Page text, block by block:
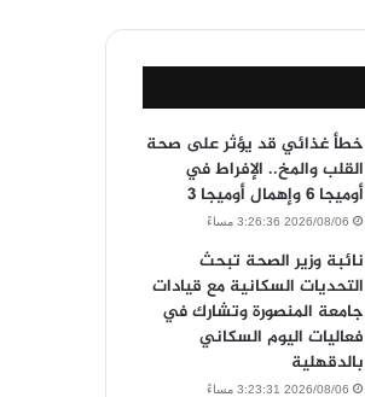
خطأ غذائي قد يؤثر على صحة
القلب والمخ.. الإفراط في
أوميجا 6 وإهمال أوميجا 3
2026/08/06 3:26:36 مساءً
نائبة وزير الصحة تبحث
التحديات السكانية مع قيادات
جامعة المنصورة وتشارك في
فعاليات اليوم السكاني
بالدقهلية
2026/08/06 3:23:31 مساءً